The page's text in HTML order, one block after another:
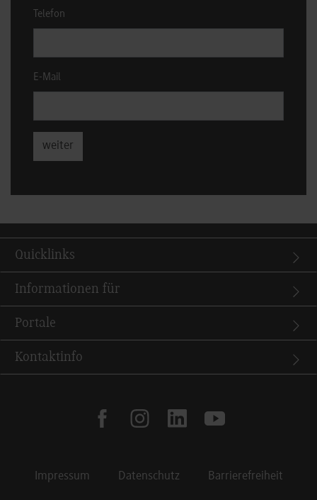
Telefon
E-Mail
weiter
Quicklinks
Informationen für
Portale
Kontaktinfo
facebookinstagramlinkedinyoutube
Impressum Datenschutz Barrierefreiheit